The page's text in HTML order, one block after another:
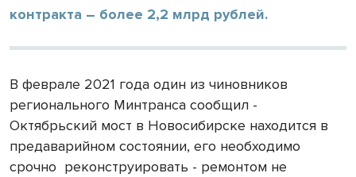
контракта – более 2,2 млрд рублей.
В феврале 2021 года один из чиновников
регионального Минтранса сообщил -
Октябрьский мост в Новосибирске находится в
предаварийном состоянии, его необходимо
срочно реконструировать - ремонтом не